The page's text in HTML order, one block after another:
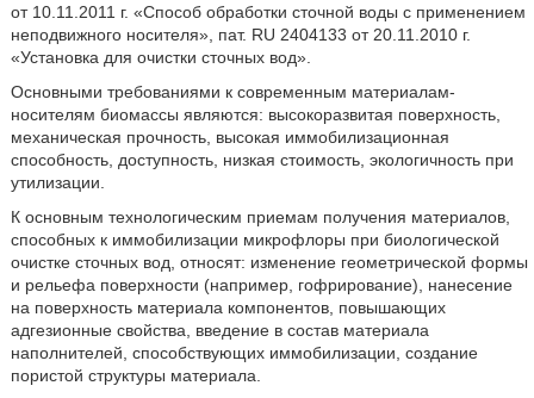
от 10.11.2011 г. «Способ обработки сточной воды с применением
неподвижного носителя», пат. RU 2404133 от 20.11.2010 г.
«Установка для очистки сточных вод».
Основными требованиями к современным материалам-
носителям биомассы являются: высокоразвитая поверхность,
механическая прочность, высокая иммобилизационная
способность, доступность, низкая стоимость, экологичность при
утилизации.
К основным технологическим приемам получения материалов,
способных к иммобилизации микрофлоры при биологической
очистке сточных вод, относят: изменение геометрической формы
и рельефа поверхности (например, гофрирование), нанесение
на поверхность материала компонентов, повышающих
адгезионные свойства, введение в состав материала
наполнителей, способствующих иммобилизации, создание
пористой структуры материала.